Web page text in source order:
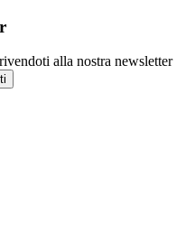
alla nostra newsletter